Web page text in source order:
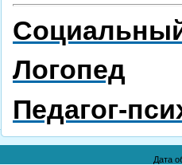
Логопед
Педагог-
Дата